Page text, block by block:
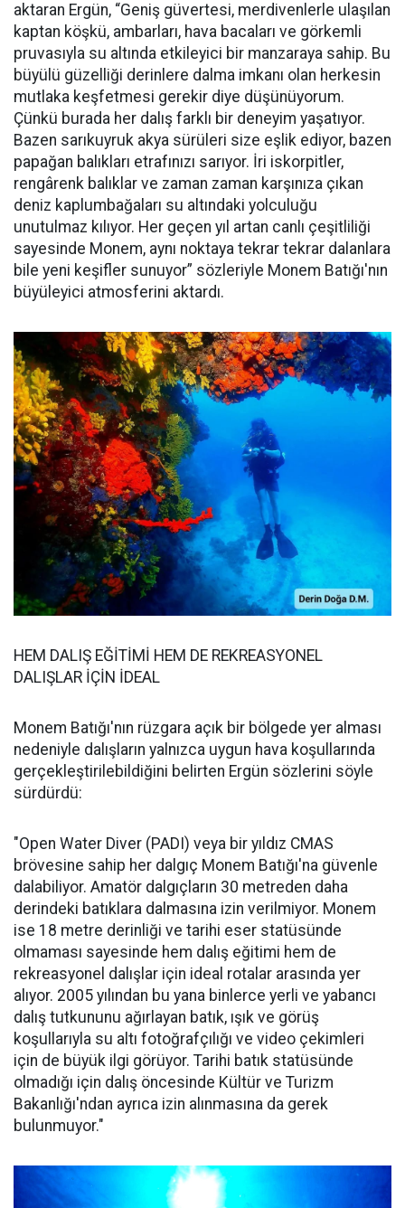
aktaran Ergün, “Geniş güvertesi, merdivenlerle ulaşılan
kaptan köşkü, ambarları, hava bacaları ve görkemli
pruvasıyla su altında etkileyici bir manzaraya sahip. Bu
büyülü güzelliği derinlere dalma imkanı olan herkesin
mutlaka keşfetmesi gerekir diye düşünüyorum.
Çünkü burada her dalış farklı bir deneyim yaşatıyor.
Bazen sarıkuyruk akya sürüleri size eşlik ediyor, bazen
papağan balıkları etrafınızı sarıyor. İri iskorpitler,
rengârenk balıklar ve zaman zaman karşınıza çıkan
deniz kaplumbağaları su altındaki yolculuğu
unutulmaz kılıyor. Her geçen yıl artan canlı çeşitliliği
sayesinde Monem, aynı noktaya tekrar tekrar dalanlara
bile yeni keşifler sunuyor” sözleriyle Monem Batığı'nın
büyüleyici atmosferini aktardı.
HEM DALIŞ EĞİTİMİ HEM DE REKREASYONEL
DALIŞLAR İÇİN İDEAL
Monem Batığı'nın rüzgara açık bir bölgede yer alması
nedeniyle dalışların yalnızca uygun hava koşullarında
gerçekleştirilebildiğini belirten Ergün sözlerini söyle
sürdürdü:
"Open Water Diver (PADI) veya bir yıldız CMAS
brövesine sahip her dalgıç Monem Batığı'na güvenle
dalabiliyor. Amatör dalgıçların 30 metreden daha
derindeki batıklara dalmasına izin verilmiyor. Monem
ise 18 metre derinliği ve tarihi eser statüsünde
olmaması sayesinde hem dalış eğitimi hem de
rekreasyonel dalışlar için ideal rotalar arasında yer
alıyor. 2005 yılından bu yana binlerce yerli ve yabancı
dalış tutkununu ağırlayan batık, ışık ve görüş
koşullarıyla su altı fotoğrafçılığı ve video çekimleri
için de büyük ilgi görüyor. Tarihi batık statüsünde
olmadığı için dalış öncesinde Kültür ve Turizm
Bakanlığı'ndan ayrıca izin alınmasına da gerek
bulunmuyor."